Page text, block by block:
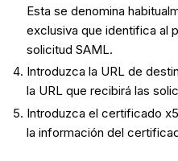
Esta se denomina
exclusiva que identifica al
solicitud SAML.
Introduzca la URL de
la URL que recibirá las
Introduzca el certificado
la información del